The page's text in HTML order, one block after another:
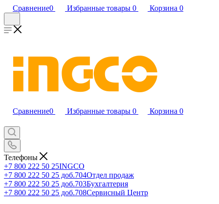
Сравнение0 Избранные товары 0 Корзина 0
Сравнение0 Избранные товары 0 Корзина 0
Телефоны
+7 800 222 50 25INGCO
+7 800 222 50 25 доб.704Отдел продаж
+7 800 222 50 25 доб.703Бухгалтерия
+7 800 222 50 25 доб.708Сервисный Центр